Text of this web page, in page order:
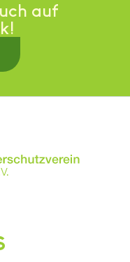
auf